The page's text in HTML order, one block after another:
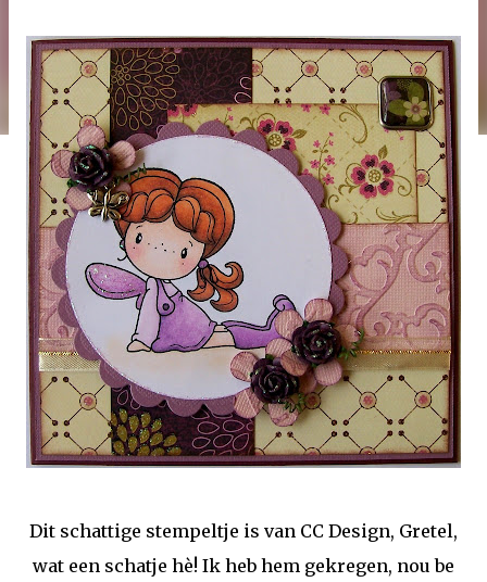
Dit schattige stempeltje is van CC Design, Gretel,
wat een schatje hè! Ik heb hem gekregen, nou be